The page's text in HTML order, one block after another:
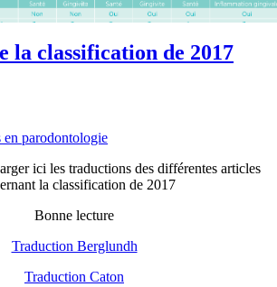
la classification de 2017
en parodontologie
ici les traductions des différentes articles
la classification de 2017
Bonne lecture
Traduction Berglundh
Traduction Caton